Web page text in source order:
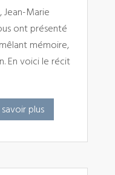
Jean-Marie
ont présenté
mémoire,
En voici le récit
savoir plus